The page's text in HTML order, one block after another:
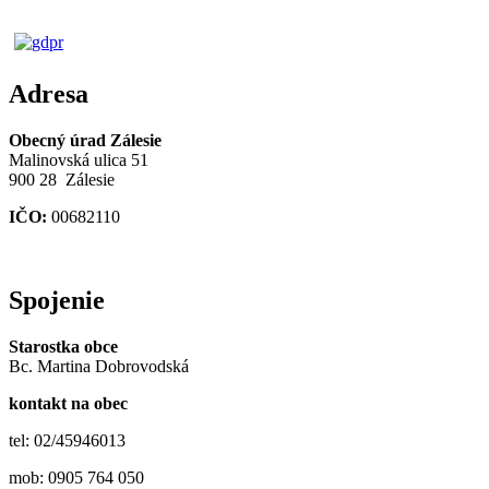
Adresa
Obecný úrad Zálesie
Malinovská ulica 51
900 28 Zálesie
IČO: 00682110
Spojenie
Starostka obce
Bc. Martina Dobrovodská
kontakt na obec
tel: 02/45946013
mob: 0905 764 050